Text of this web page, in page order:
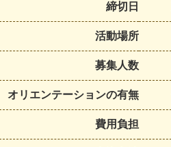
締切日
活動場所
募集人数
オリエンテーションの有無
費用負担